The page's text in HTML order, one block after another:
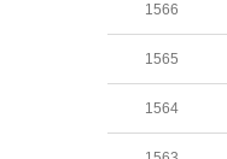
1566
1565
1564